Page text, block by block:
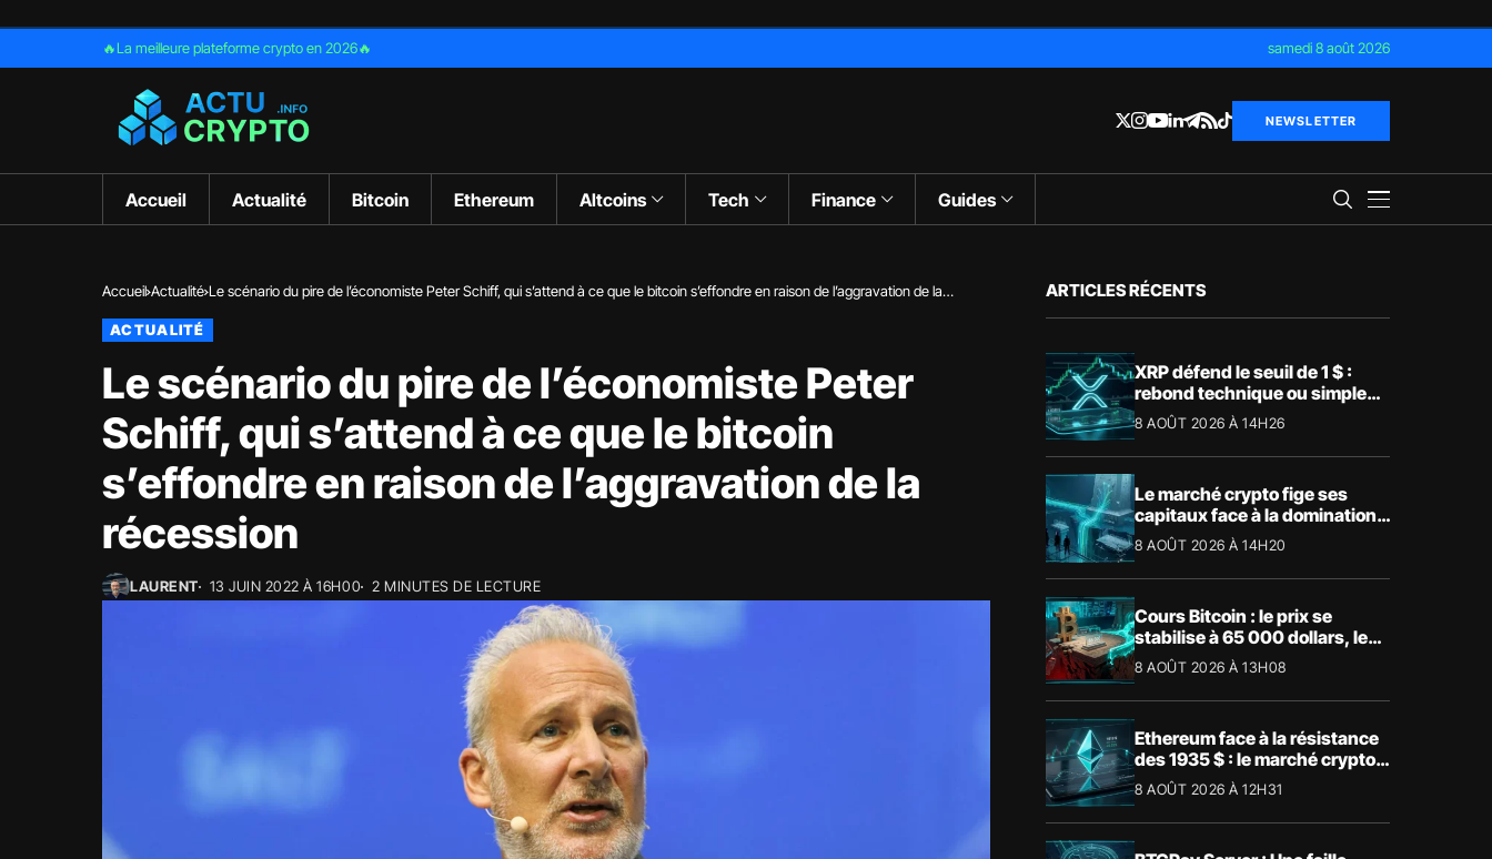
🔥La meilleure plateforme crypto en 2026🔥 samedi 8 août 2026
NEWSLETTER
Accueil Actualité Bitcoin Ethereum Altcoins Tech Finance Guides
Accueil Actualité Le scénario du pire de l’économiste Peter Schiff, qui s’attend à ce que le bitcoin s’effondre en raison de l’aggravation de la
ACTUALITÉ
Le scénario du pire de l’économiste Peter
Schiff, qui s’attend à ce que le bitcoin
s’effondre en raison de l’aggravation de la
récession
LAURENT 13 JUIN 2022 À 16H00 2 MINUTES DE LECTURE
ARTICLES RÉCENTS
XRP défend le seuil de 1 $ :
rebond technique ou simple
pause ?
8 AOÛT 2026 À 14H26
Le marché crypto fige ses
capitaux face à la domination
absolue de Bitcoin
8 AOÛT 2026 À 14H20
Cours Bitcoin : le prix se
stabilise à 65 000 dollars, les
niveaux clés à surveiller
8 AOÛT 2026 À 13H08
Ethereum face à la résistance
des 1935 $ : le marché crypto
retient son souffle
8 AOÛT 2026 À 12H31